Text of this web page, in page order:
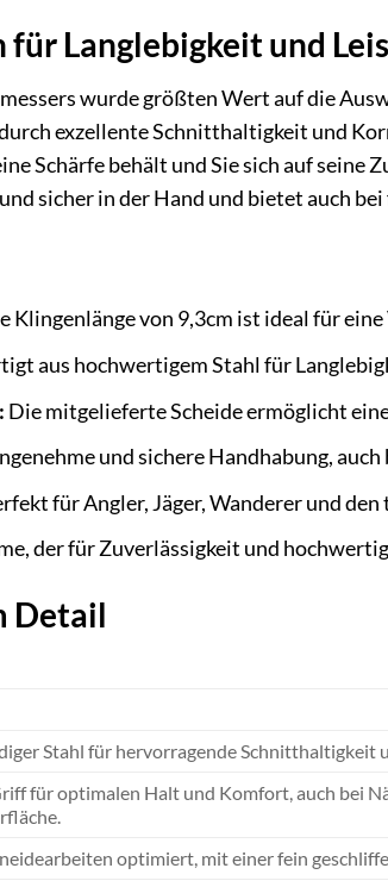
Langlebigkeit und
wurde größten Wert auf die
exzellente Schnitthaltigkeit und
Schärfe behält und Sie sich auf
sicher in der Hand und bietet auch
Klingenlänge von 9,3cm ist ideal für
aus hochwertigem Stahl für
Die mitgelieferte Scheide ermöglicht
und sichere Handhabung,
für Angler, Jäger, Wanderer und
der für Zuverlässigkeit und
Detail
Stahl für hervorragende Schnitthaltigkeit
für optimalen Halt und Komfort, auch bei
optimiert, mit einer fein